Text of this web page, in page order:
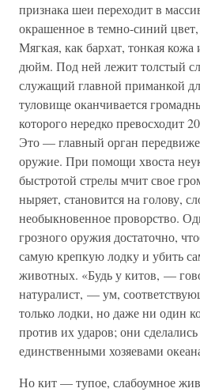
признака шеи переходит в
окрашенное в темно-синий
Мягкая, как бархат, тонкая
дюйм. Под ней лежит толстый
служащий главной приманкой
туловище оканчивается
которого нередко превосходит
Это — главный орган
оружие. При помощи хвоста
быстротой стрелы мчит свое
ныряет, становится на голову,
необыкновенное проворство.
грозного оружия достаточно,
самую крепкую лодку и убить
животных. «Будь у китов, —
натуралист, — ум,
только лодки, но даже ни один
против их ударов; они
единственными хозяевами
Но кит — тупое, слабоумное